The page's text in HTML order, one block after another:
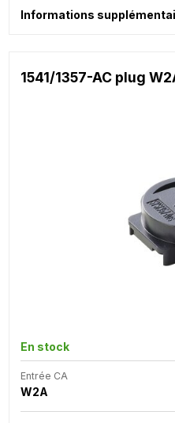
Informations
1541/1357-AC plug
En stock
Entrée CA
W2A